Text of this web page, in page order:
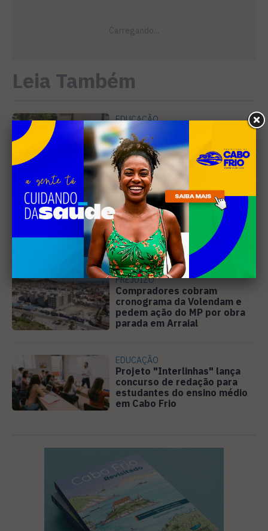
Leia Também
EDUCAÇÃO
Justiça determina que
Prefeitura de Cabo Frio
pague horas extras a
professores
MÚSICA
Banda cabo-friense
Spectrummm apresenta
músicas inéditas no Diveneta
Moto Fest neste sábado (8)
PREJUÍZO
Compradores cobram
cronograma da Volendam e
pedem ação do MP por obra
parada em Arraial
EDUCAÇÃO
Projeto "Interlinhas" lança
concurso de redação para
estudantes do ensino médio
em Cabo Frio